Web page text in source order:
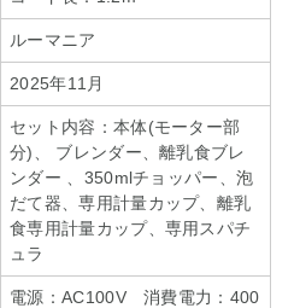
ルーマニア
2025年11月
セット内容：本体(モーター部
分)、 ブレンダー、離乳食ブレ
ンダー 、350mlチョッパー、泡
だて器、専用計量カップ、離乳
食専用計量カップ、専用スパチ
ュラ
電源：AC100V 消費電力：400